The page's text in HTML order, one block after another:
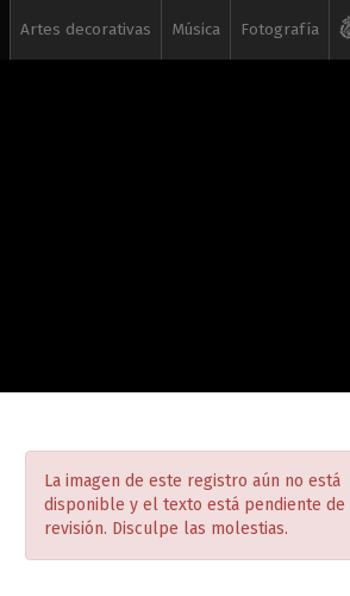
Artes decorativas Música Fotografía
La imagen de este registro aún no está
disponible y el texto está pendiente de
revisión. Disculpe las molestias.